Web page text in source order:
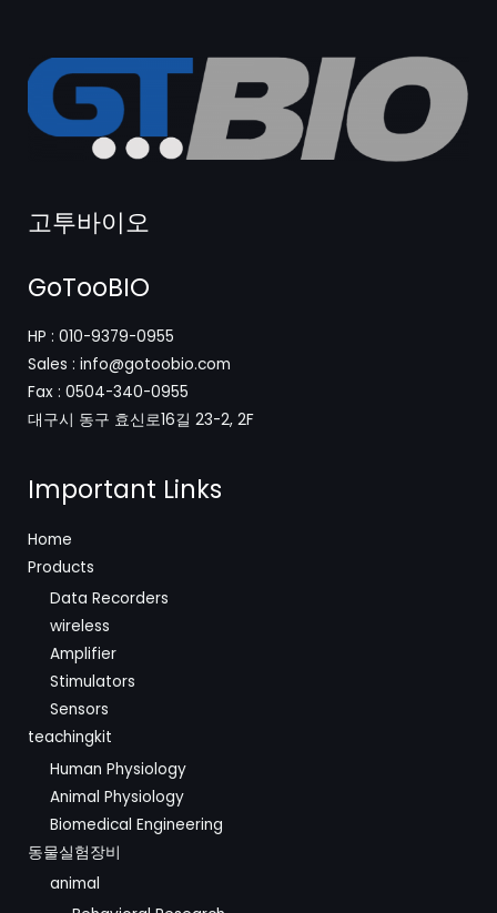
고투바이오
GoTooBIO
HP : 010-9379-0955
Sales : info@gotoobio.com
Fax : 0504-340-0955
대구시 동구 효신로16길 23-2, 2F
Important Links
Home
Products
Data Recorders
wireless
Amplifier
Stimulators
Sensors
teachingkit
Human Physiology
Animal Physiology
Biomedical Engineering
동물실험장비
animal